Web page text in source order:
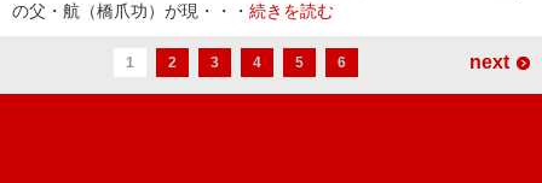
の父・航（橋爪功）が現・・・ 続きを読む
1 2 3 4 5 6 next